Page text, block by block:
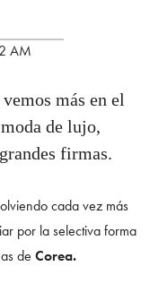
AM
más en el
de lujo,
firmas.
cada vez más
por la selectiva forma
de Corea.